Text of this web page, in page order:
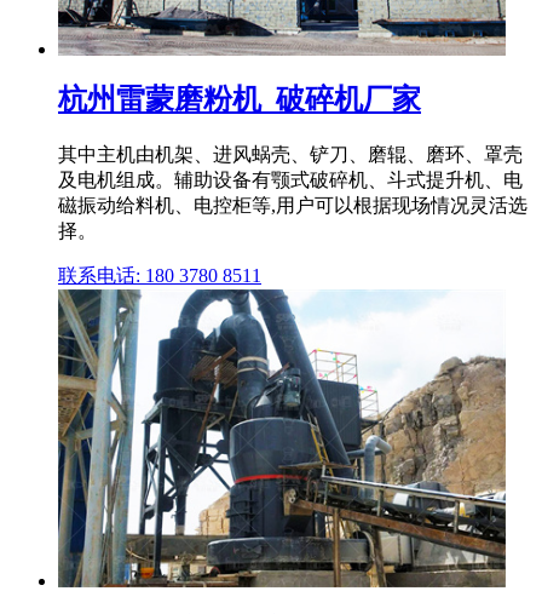
杭州雷蒙磨粉机_破碎机厂家
其中主机由机架、进风蜗壳、铲刀、磨辊、磨环、罩壳
及电机组成。辅助设备有颚式破碎机、斗式提升机、电
磁振动给料机、电控柜等,用户可以根据现场情况灵活选
择。
联系电话: 180 3780 8511